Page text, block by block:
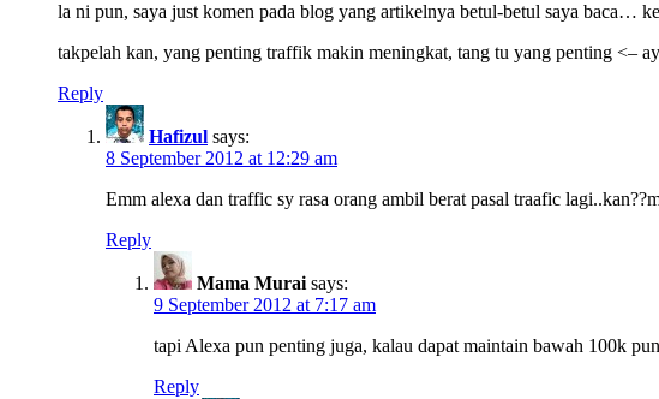
la ni pun, saya just komen pada blog yang artikelnya betul-betul saya baca…
takpelah kan, yang penting traffik makin meningkat, tang tu yang penting <–
Reply
Hafizul says:
8 September 2012 at 12:29 am
Emm alexa dan traffic sy rasa orang ambil berat pasal traafic
Reply
Mama Murai says:
9 September 2012 at 7:17 am
tapi Alexa pun penting juga, kalau dapat maintain bawah 100k
Reply